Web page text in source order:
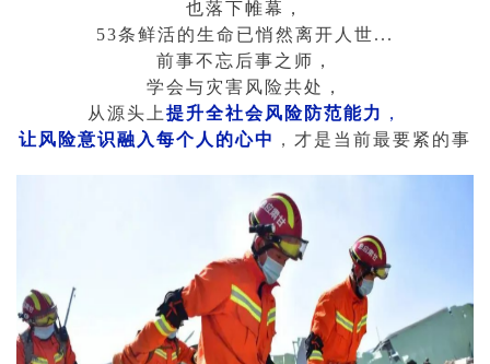
也落下帷幕，
53条鲜活的生命已悄然离开人世...
前事不忘后事之师，
学会与灾害风险共处，
从源头上提升全社会风险防范能力 ，
让风险意识融入每个人的心中 ， 才是当前最要紧的事